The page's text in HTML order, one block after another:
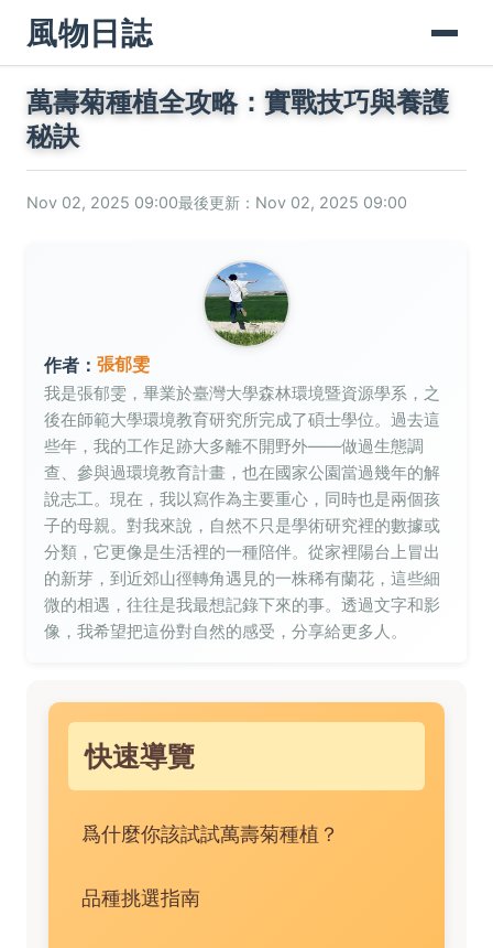
風物日誌
萬壽菊種植全攻略：實戰技巧與養護
秘訣
Nov 02, 2025 09:00最後更新：Nov 02, 2025 09:00
作者： 張郁雯
我是張郁雯，畢業於臺灣大學森林環境暨資源學系，之
後在師範大學環境教育研究所完成了碩士學位。過去這
些年，我的工作足跡大多離不開野外——做過生態調
查、參與過環境教育計畫，也在國家公園當過幾年的解
說志工。現在，我以寫作為主要重心，同時也是兩個孩
子的母親。對我來說，自然不只是學術研究裡的數據或
分類，它更像是生活裡的一種陪伴。從家裡陽台上冒出
的新芽，到近郊山徑轉角遇見的一株稀有蘭花，這些細
微的相遇，往往是我最想記錄下來的事。透過文字和影
像，我希望把這份對自然的感受，分享給更多人。
快速導覽
爲什麼你該試試萬壽菊種植？
品種挑選指南